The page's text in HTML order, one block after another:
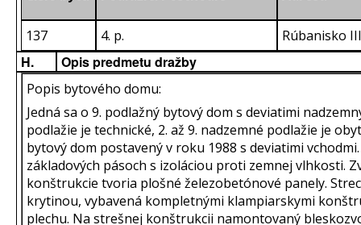
137 4. p. Rúbanisko
H. Opis predmetu dražby
Popis bytového domu:
Jedná sa o 9. podlažný bytový dom s deviatimi
podlažie je technické, 2. až 9. nadzemné podlažie je
bytový dom postavený v roku 1988 s deviatimi
základových pásoch s izoláciou proti zemnej vlhkosti.
konštrukcie tvoria plošné železobetónové panely.
krytinou, vybavená kompletnými klampiarskymi
plechu. Na strešnej konštrukcii namontovaný